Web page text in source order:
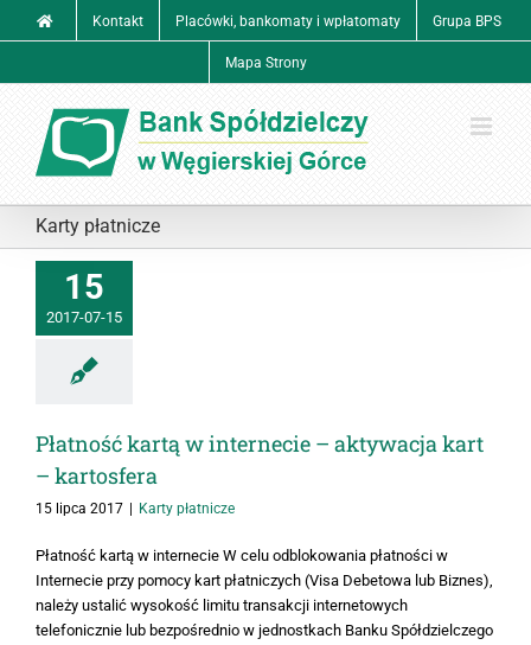
Przejdź
do
Kontakt Placówki, bankomaty i wpłatomaty Grupa BPS
Mapa Strony
Karty płatnicze
15
2017-07-15
Płatność kartą w internecie – aktywacja kart
– kartosfera
15 lipca 2017 Karty płatnicze
Płatność kartą w internecie W celu odblokowania płatności w
Internecie przy pomocy kart płatniczych (Visa Debetowa lub Biznes),
należy ustalić wysokość limitu transakcji internetowych
telefonicznie lub bezpośrednio w jednostkach Banku Spółdzielczego